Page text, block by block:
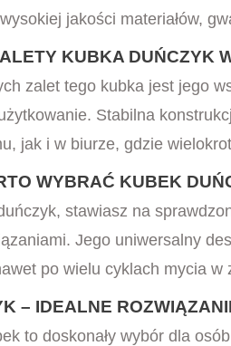
jakości materiałów,
KUBKA DUŃCZYK
zalet tego kubka jest jego
Stabilna
jak i w biurze, gdzie
WYBRAĆ KUBEK
stawiasz na
Jego uniwersalny
po wielu cyklach mycia w
– IDEALNE
to doskonały wybór dla